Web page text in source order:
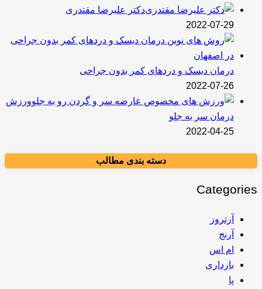
دکتر علیرضا مقتدری
2022-07-29
درمان دیسک و دردهای کمر بدون جراحی
2022-07-26
ورزش
درمان سر به جلو
2022-04-25
دسته بندی مطالب
Categories
آرتروز
آرنج
ام اس
بارداری
پا